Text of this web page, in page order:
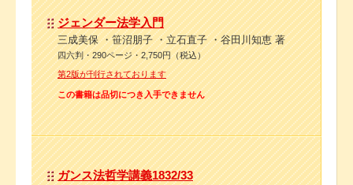
ジェンダー法学入門
三成美保 ・笹沼朋子 ・立石直子 ・谷田川知恵 著
四六判・290ページ・2,750円（税込）
第2版が刊行されております
この書籍は品切につき入手できません
ガンス法哲学講義1832/33